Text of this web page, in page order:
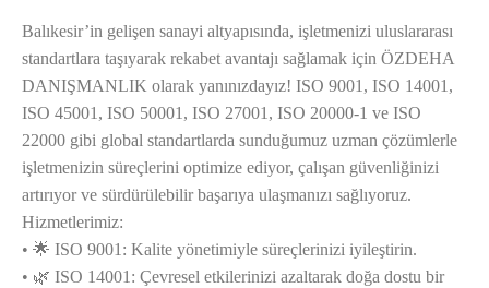
Balıkesir’in gelişen sanayi altyapısında, işletmenizi uluslararası
standartlara taşıyarak rekabet avantajı sağlamak için ÖZDEHA
DANIŞMANLIK olarak yanınızdayız! ISO 9001, ISO 14001,
ISO 45001, ISO 50001, ISO 27001, ISO 20000-1 ve ISO
22000 gibi global standartlarda sunduğumuz uzman çözümlerle
işletmenizin süreçlerini optimize ediyor, çalışan güvenliğinizi
artırıyor ve sürdürülebilir başarıya ulaşmanızı sağlıyoruz.
Hizmetlerimiz:
• 🌟 ISO 9001: Kalite yönetimiyle süreçlerinizi iyileştirin.
• 🌿 ISO 14001: Çevresel etkilerinizi azaltarak doğa dostu bir